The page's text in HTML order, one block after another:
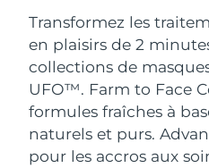
Transformez les
en plaisirs de 2
collections de
UFO™. Farm to Face
formules fraîches à
naturels et purs.
pour les accros aux